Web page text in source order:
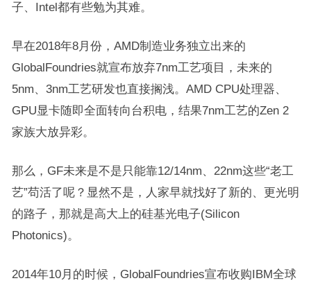
子、Intel都有些勉为其难。
早在2018年8月份，AMD制造业务独立出来的
GlobalFoundries就宣布放弃7nm工艺项目，未来的
5nm、3nm工艺研发也直接搁浅。AMD CPU处理器、
GPU显卡随即全面转向台积电，结果7nm工艺的Zen 2
家族大放异彩。
那么，GF未来是不是只能靠12/14nm、22nm这些“老工
艺”苟活了呢？显然不是，人家早就找好了新的、更光明
的路子，那就是高大上的硅基光电子(Silicon
Photonics)。
2014年10月的时候，GlobalFoundries宣布收购IBM全球